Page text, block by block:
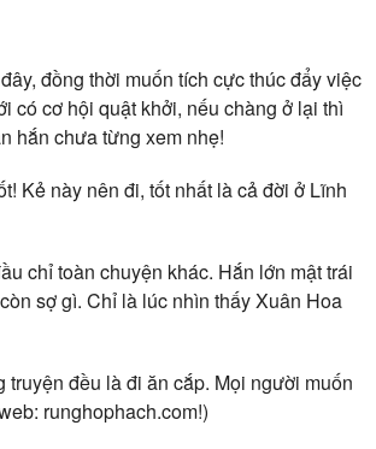
đồng thời muốn tích cực thúc đẩy việc
có cơ hội quật khởi, nếu chàng ở lại thì
hắn chưa từng xem nhẹ!
Kẻ này nên đi, tốt nhất là cả đời ở Lĩnh
chỉ toàn chuyện khác. Hắn lớn mật trái
sợ gì. Chỉ là lúc nhìn thấy Xuân Hoa
đều là đi ăn cắp. Mọi người muốn
runghophach.com!)